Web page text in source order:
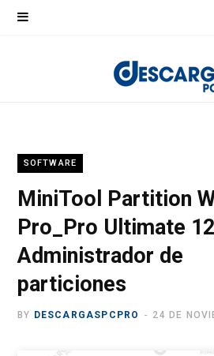
SOFTWARE
MiniTool Partition
Pro_Pro Ultimate
Administrador de
particiones
BY DESCARGASPCPRO 24 DE